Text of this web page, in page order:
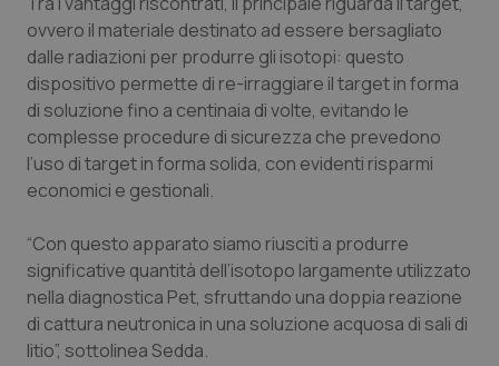
Piemonte
Provincia Autonoma di Bolzano
Provincia Autonoma di Trento
Puglia
Sardegna
Sicilia
HIV
Infezioni & Febbre
Ipertensione & Scompenso
Malattie rare
Malattia di Crohn & Rettocolite Ulcerosa
Neuroscienze & patologie neurodegenerative
ovvero il materiale destinato ad essere bersagliato
dalle radiazioni per produrre gli isotopi: questo
dispositivo permette di re-irraggiare il target in forma
di soluzione fino a centinaia di volte, evitando le
complesse procedure di sicurezza che prevedono
l’uso di target in forma solida, con evidenti risparmi
economici e gestionali.
“Con questo apparato siamo riusciti a produrre
significative quantità dell’isotopo largamente utilizzato
nella diagnostica Pet, sfruttando una doppia reazione
di cattura neutronica in una soluzione acquosa di sali di
litio”, sottolinea Sedda.